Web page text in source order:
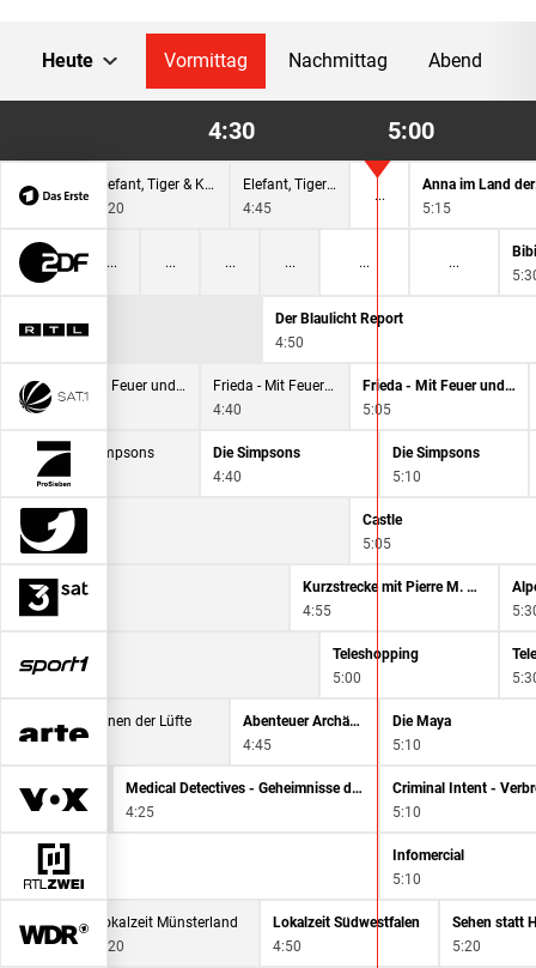
Heute Vormittag Nachmittag Abend
4:30 5:00
Elefant, Tiger & Kids
4:20
Elefant, Tiger & Kids
4:45
5:15
Der Blaulicht Report
4:50
Frieda - Mit Feuer und Flamme
4:10
Frieda - Mit Feuer und Flamme
4:40
Frieda - Mit Feuer und Flamme
5:05
Die Simpsons
4:15
Die Simpsons
4:40
Die Simpsons
5:10
Castle
4:10
Castle
5:05
Karlsplatz
4:10
Kurzstrecke mit Pierre M. Krause
4:55
Teleshopping
5:00
Heldinnen der Lüfte
4:15
Abenteuer Archäologie
4:45
Die Maya
5:10
Medical Detectives - Geheimnisse der Gerichtsmedizin
4:25
5:10
Infomercial
4:10
Infomercial
5:10
Lokalzeit Münsterland
4:20
Lokalzeit Südwestfalen
4:50
5:20